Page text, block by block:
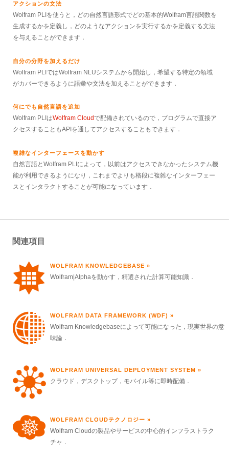
アクションの文法
Wolfram PLIを使うと，どの自然言語形式でどの基本的Wolfram言語関数を
生成するかを定義し，どのようなアクションを実行するかを定義する文法
を与えることができます．
自分の分野を加えるだけ
Wolfram PLIではWolfram NLUシステムから開始し，希望する特定の領域
がカバーできるように語彙や文法を加えることができます．
何にでも自然言語を追加
Wolfram PLIはWolfram Cloudで配備されているので，プログラムで直接ア
クセスすることもAPIを通してアクセスすることもできます．
複雑なインターフェースを動かす
自然言語とWolfram PLIによって，以前はアクセスできなかったシステム機
能が利用できるようになり，これまでよりも格段に複雑なインターフェー
スとインタラクトすることが可能になっています．
関連項目
WOLFRAM KNOWLEDGEBASE
Wolfram|Alphaを動かす，精選された計算可能知識．
WOLFRAM DATA FRAMEWORK (WDF)
Wolfram Knowledgebaseによって可能になった，現実世界の意
味論．
WOLFRAM UNIVERSAL DEPLOYMENT SYSTEM
クラウド，デスクトップ，モバイル等に即時配備．
WOLFRAM CLOUDテクノロジー
Wolfram Cloudの製品やサービスの中心的インフラストラク
チャ．